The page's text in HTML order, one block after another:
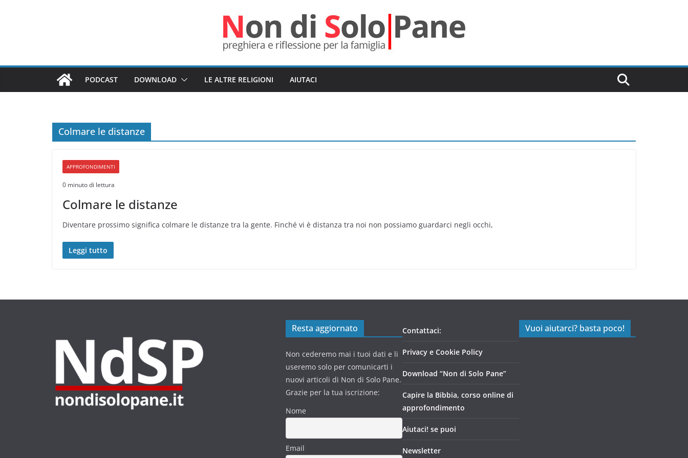
PODCAST DOWNLOAD LE ALTRE RELIGIONI AIUTACI
Colmare le distanze
APPROFONDIMENTI
0 minuto di lettura
Colmare le distanze
Diventare prossimo significa colmare le distanze tra la gente. Finché vi è distanza tra noi non possiamo guardarci negli occhi,
Leggi tutto
Resta aggiornato
Non cederemo mai i tuoi dati e li
useremo solo per comunicarti i
nuovi articoli di Non di Solo Pane.
Grazie per la tua iscrizione:
Nome
Email
Contattaci:
Privacy e Cookie Policy
Download “Non di Solo Pane”
Capire la Bibbia, corso online di
approfondimento
Aiutaci! se puoi
Newsletter
Vuoi aiutarci? basta poco!